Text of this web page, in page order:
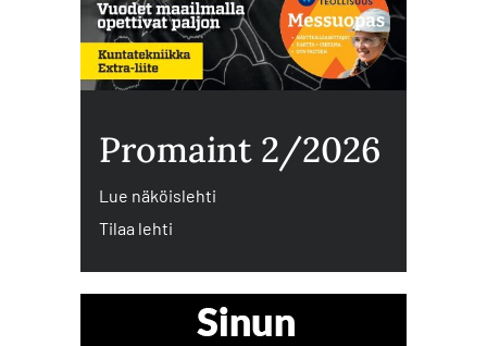
Promaint 2/2026
Lue näköislehti
Tilaa lehti